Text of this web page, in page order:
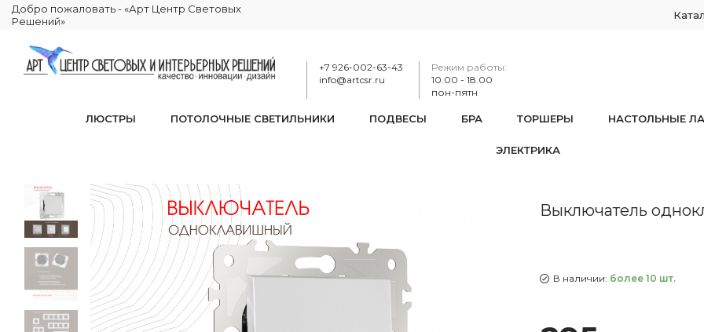
Добро пожаловать - «Арт Центр Световых
Решений»
+7 926-002-63-43
info@artcsr.ru
Режим работы:
10.00 - 18.00
пон-пятн
ЛЮСТРЫ ПОТОЛОЧНЫЕ СВЕТИЛЬНИКИ ПОДВЕСЫ БРА ТОРШЕРЫ НАСТОЛЬНЫЕ
ЭЛЕКТРИКА
Выключатель
В наличии: более 10 шт.